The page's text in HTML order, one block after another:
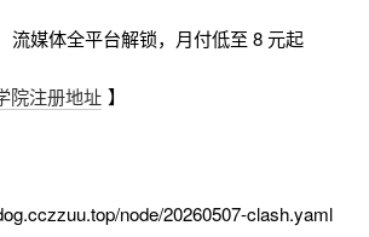
流媒体全平台解锁，月付低至 8 元起
院注册地址 】
node/20260507-clash.yaml